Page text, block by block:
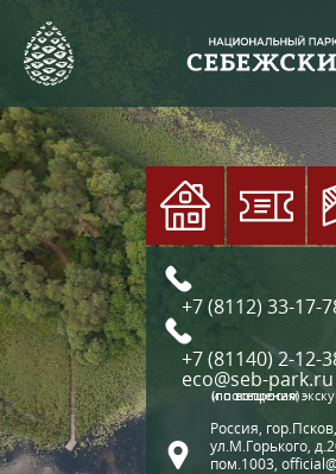
+7 (8112) 33-17-
+7 (81140) 2-12-
eco@seb-park.ru
(по вопросам экскурсий и посещения)
Россия, гор.Псков,
ул.М.Горького,
пом.1003,